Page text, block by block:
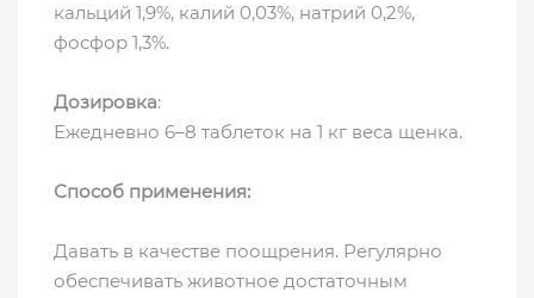
кальций 1,9%, калий 0,03%, натрий 0,2%,
фосфор 1,3%.
Дозировка:
Ежедневно 6–8 таблеток на 1 кг веса щенка.
Способ применения:
Давать в качестве поощрения. Регулярно
обеспечивать животное достаточным